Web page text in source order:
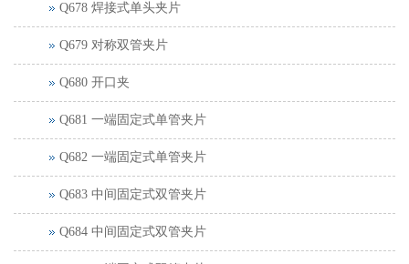
Q678 焊接式单头夹片
Q679 对称双管夹片
Q680 开口夹
Q681 一端固定式单管夹片
Q682 一端固定式单管夹片
Q683 中间固定式双管夹片
Q684 中间固定式双管夹片